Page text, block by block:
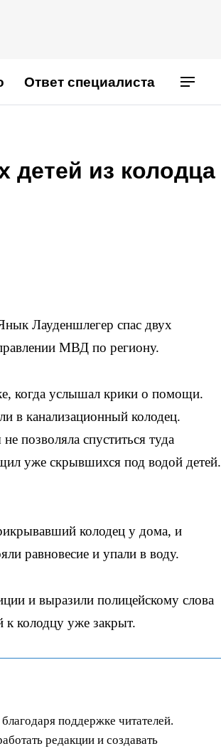
Ответ специалиста
детей из колодца
Лауденшлегер спас двух
МВД по региону.
когда услышал крики о помощи.
в канализационный колодец.
позволяла спуститься туда
уже скрывшихся под водой детей.
колодец у дома, и
равновесие и упали в воду.
и выразили полицейскому слова
к колодцу уже закрыт.
поддержке читателей.
редакции и создавать